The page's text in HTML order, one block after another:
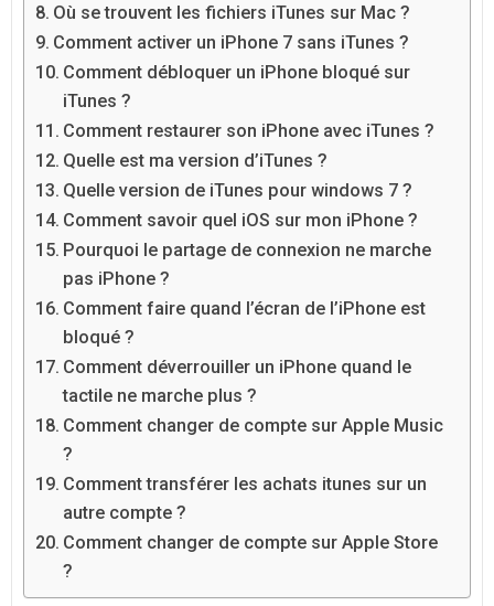
Où se trouvent les fichiers iTunes sur Mac ?
Comment activer un iPhone 7 sans iTunes ?
Comment débloquer un iPhone bloqué sur
iTunes ?
Comment restaurer son iPhone avec iTunes ?
Quelle est ma version d’iTunes ?
Quelle version de iTunes pour windows 7 ?
Comment savoir quel iOS sur mon iPhone ?
Pourquoi le partage de connexion ne marche
pas iPhone ?
Comment faire quand l’écran de l’iPhone est
bloqué ?
Comment déverrouiller un iPhone quand le
tactile ne marche plus ?
Comment changer de compte sur Apple Music
?
Comment transférer les achats itunes sur un
autre compte ?
Comment changer de compte sur Apple Store
?